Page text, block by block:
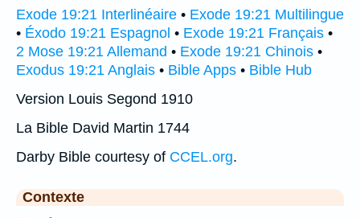
Exode 19:21 Interlinéaire • Exode 19:21 Multilingue
• Éxodo 19:21 Espagnol • Exode 19:21 Français •
2 Mose 19:21 Allemand • Exode 19:21 Chinois •
Exodus 19:21 Anglais • Bible Apps • Bible Hub
Version Louis Segond 1910
La Bible David Martin 1744
Darby Bible courtesy of CCEL.org.
Contexte